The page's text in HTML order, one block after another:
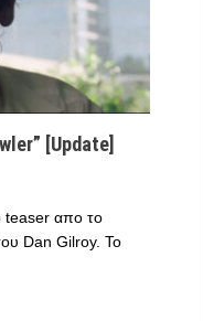
[Update]
teaser απο το
Dan Gilroy. Το